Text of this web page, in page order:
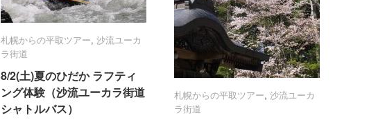
札幌からの平取ツアー, 沙流ユーカ
ラ街道
8/2(土)夏のひだか ラフティ
ング体験（沙流ユーカラ街道
シャトルバス）
札幌からの平取ツアー 沙流ユーカ
ラ街道
8/2(土)夏のひだか ラフティ
ング体験（沙流ユーカラ街道
シャトルバス）
札幌からの平取ツアー, 沙流ユーカ
ラ街道
札幌からの平取ツアー 沙流ユーカ
ラ街道